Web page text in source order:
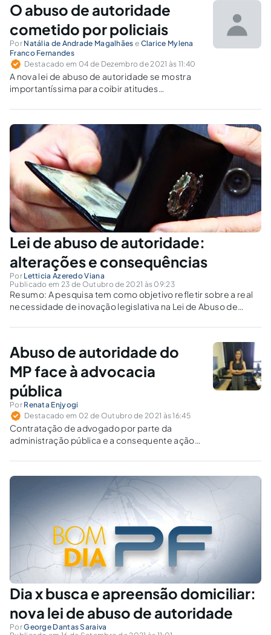
O abuso de autoridade
cometido por policiais
Por Natália de Andrade Magalhães e Clarice Mylena
Franco Fernandes
Destacado em 04 de Dezembro de 2021 às 11:40
A nova lei de abuso de autoridade se mostra
importantíssima para coibir atitudes
Lei de abuso de autoridade:
alterações e consequências
Por Letticia Azeredo Viana
Publicado em 23 de Outubro de 2021 às 09:23
Resumo: A pesquisa tem como objetivo refletir sobre a real
necessidade de inovação legislativa na Lei de Abuso de
lei, que trata de um problema tão grave e que está...
Abuso de autoridade do
MP face à advocacia
pública
Por Renata Enjyogi
Destacado em 02 de Outubro de 2021 às 16:45
Contratação de advogado por parte da
administração pública e a consequente ação
Ministério Público.
Dia x busca e apreensão domiciliar:
nova lei de abuso de autoridade
PorGeorge Dantas Saraiva